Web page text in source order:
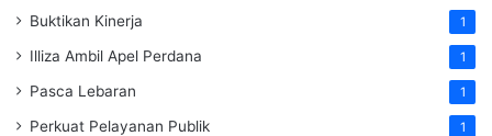
Buktikan Kinerja 1
Illiza Ambil Apel Perdana 1
Pasca Lebaran 1
Perkuat Pelayanan Publik 1